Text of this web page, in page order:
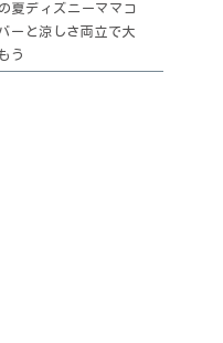
夏ディズニーママコ
ーと涼しさ両立で大
う